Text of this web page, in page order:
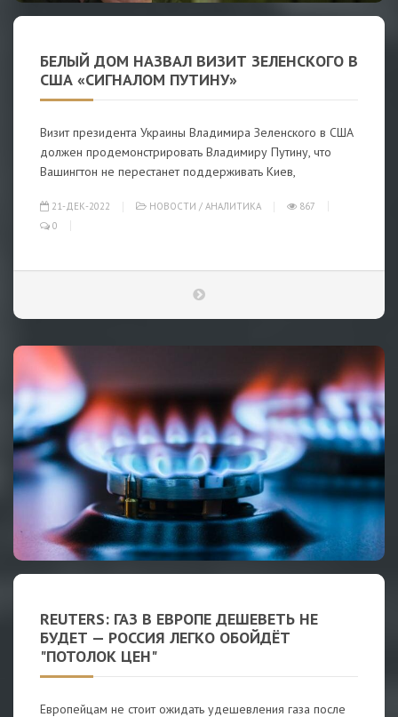
БЕЛЫЙ ДОМ НАЗВАЛ ВИЗИТ ЗЕЛЕНСКОГО В
США «СИГНАЛОМ ПУТИНУ»
Визит президента Украины Владимира Зеленского в США
должен продемонстрировать Владимиру Путину, что
Вашингтон не перестанет поддерживать Киев,
21-ДЕК-2022 НОВОСТИ / АНАЛИТИКА
867
0
REUTERS: ГАЗ В ЕВРОПЕ ДЕШЕВЕТЬ НЕ
БУДЕТ — РОССИЯ ЛЕГКО ОБОЙДЁТ
"ПОТОЛОК ЦЕН"
Европейцам не стоит ожидать удешевления газа после